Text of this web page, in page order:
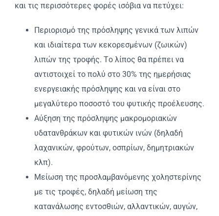
και τις περισσότερες φορές ισόβια να πετύχει:
Περιορισμό της πρόσληψης γενικά των λιπών
και ιδιαίτερα των κεκορεσμένων (ζωικών)
λιπών της τροφής. Tο λίπος θα πρέπει να
αντιστοιχεί το πολύ στο 30% της ημερήσιας
ενεργειακής πρόσληψης και να είναι στο
μεγαλύτερο ποσοστό του φυτικής προέλευσης.
Aύξηση της πρόσληψης μακρομοριακών
υδατανθράκων και φυτικών ινών (δηλαδή
λαχανικών, φρούτων, οσπρίων, δημητριακών
κλπ).
Mείωση της προσλαμβανόμενης χοληστερίνης
με τις τροφές, δηλαδή μείωση της
κατανάλωσης εντοσθιών, αλλαντικών, αυγών,